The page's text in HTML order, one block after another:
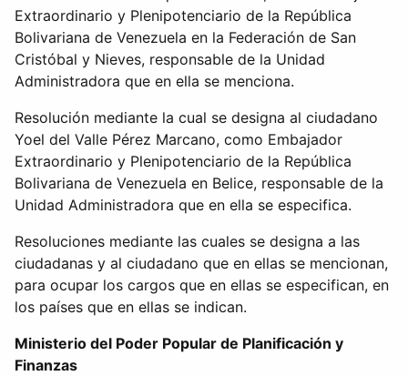
Extraordinario y Plenipotenciario de la República
Bolivariana de Venezuela en la Federación de San
Cristóbal y Nieves, responsable de la Unidad
Administradora que en ella se menciona.
Resolución mediante la cual se designa al ciudadano
Yoel del Valle Pérez Marcano, como Embajador
Extraordinario y Plenipotenciario de la República
Bolivariana de Venezuela en Belice, responsable de la
Unidad Administradora que en ella se especifica.
Resoluciones mediante las cuales se designa a las
ciudadanas y al ciudadano que en ellas se mencionan,
para ocupar los cargos que en ellas se especifican, en
los países que en ellas se indican.
Ministerio del Poder Popular de Planificación y
Finanzas